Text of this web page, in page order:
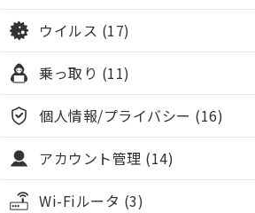
ウイルス (17)
乗っ取り (11)
個人情報/プライバシー (16)
アカウント管理 (14)
Wi-Fiルータ (3)